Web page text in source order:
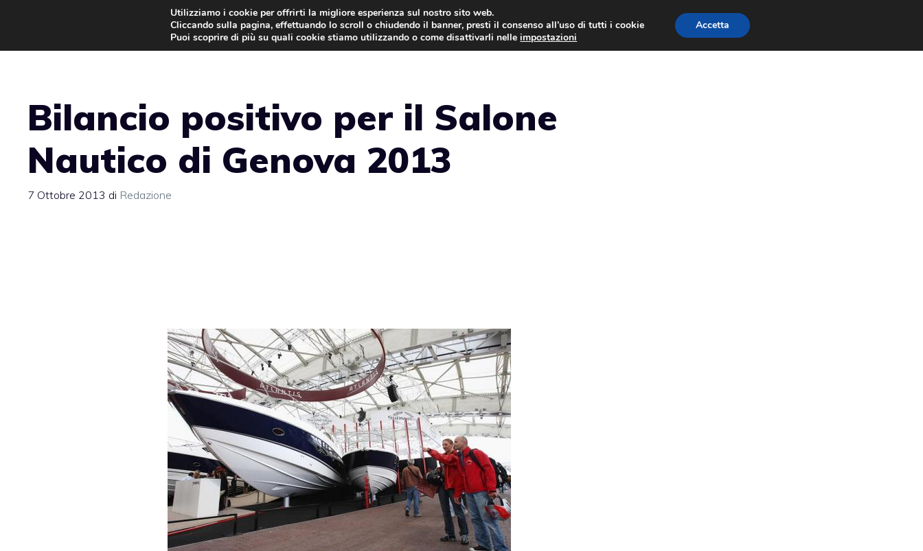
contenuto
NEWS LEGGI & NORMATIVE EVENTI E COMPETIZIONI
Bilancio positivo per il Salone
Nautico di Genova 2013
7 Ottobre 2013 di Redazione
Utilizziamo i cookie per offrirti la migliore esperienza sul nostro sito web.
Cliccando sulla pagina, effettuando lo scroll o chiudendo il banner, presti il consenso all’uso di tutti i cookie
Puoi scoprire di più su quali cookie stiamo utilizzando o come disattivarli nelleimpostazioni
Accetta